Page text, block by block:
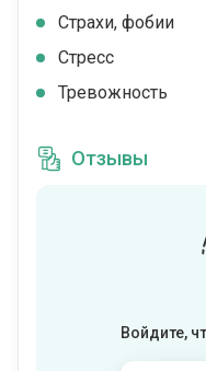
Страхи, фобии
Стресс
Тревожность
Отзывы
Войдите,